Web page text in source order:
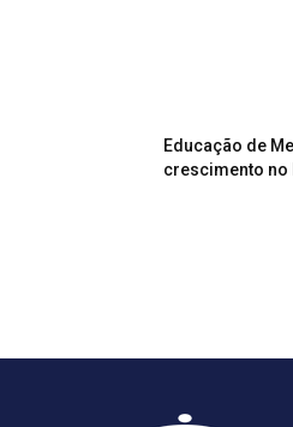
Educação de
crescimento no